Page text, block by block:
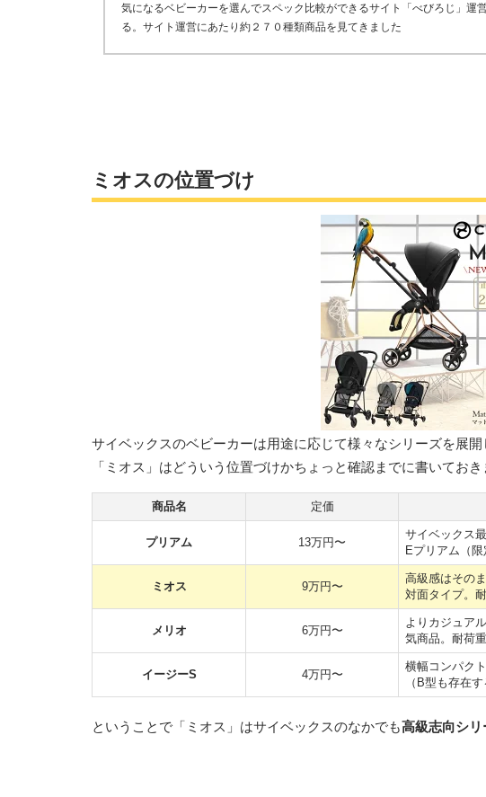
気になるベビーカーを選んでスペック比較ができるサイト「べびろじ」運
る。サイト運営にあたり約２７０種類商品を見てきました
ミオスの位置づけ
サイベックスのベビーカーは用途に応じて様々なシリーズを展開
「ミオス」はどういう位置づけかちょっと確認までに書いておき
商品名 定価
プリアム 13万円〜
サイベックス
Eプリアム（限
ミオス 9万円〜
高級感はその
対面タイプ。耐
メリオ 6万円〜
よりカジュア
気商品。耐荷重
イージーS 4万円〜
横幅コンパク
（B型も存在
ということで「ミオス」はサイベックスのなかでも高級志向シリ